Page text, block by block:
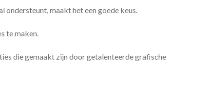
ondersteunt, maakt het een goede keus.
te maken.
die gemaakt zijn door getalenteerde grafische